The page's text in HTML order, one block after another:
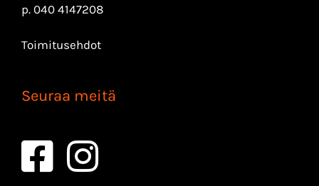
p. 040 4147208
Toimitusehdot
Seuraa meitä